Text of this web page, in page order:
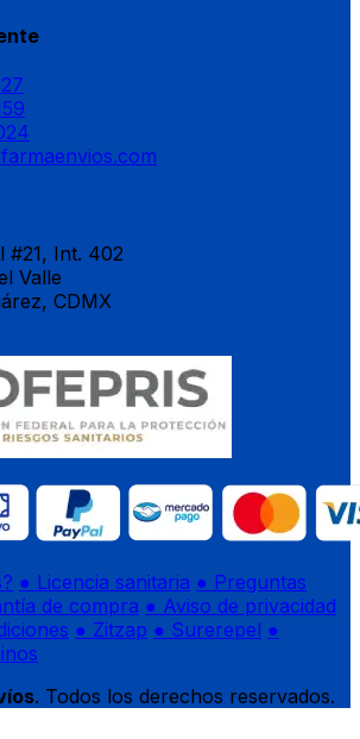
#21, Int. 402
Valle
CDMX
● Licencia sanitaria ● Preguntas
de compra ● Aviso de privacidad
● Zitzap ● Surerepel ●
. Todos los derechos reservados.